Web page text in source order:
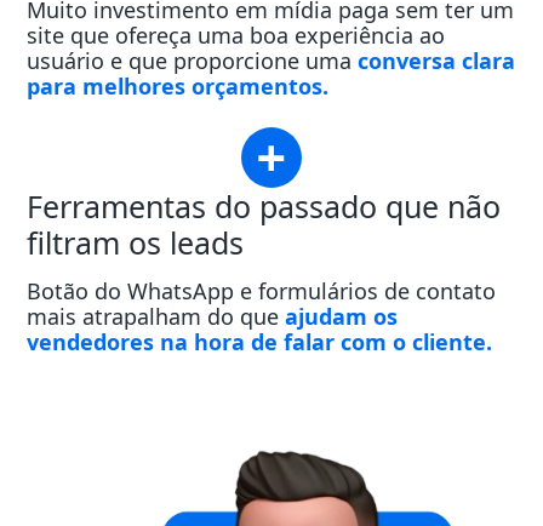
Muito investimento em mídia paga sem ter um
site que ofereça uma boa experiência ao
usuário e que proporcione uma conversa clara
para melhores orçamentos.
Ferramentas do passado que não
filtram os leads
Botão do WhatsApp e formulários de contato
mais atrapalham do que ajudam os
vendedores na hora de falar com o cliente.